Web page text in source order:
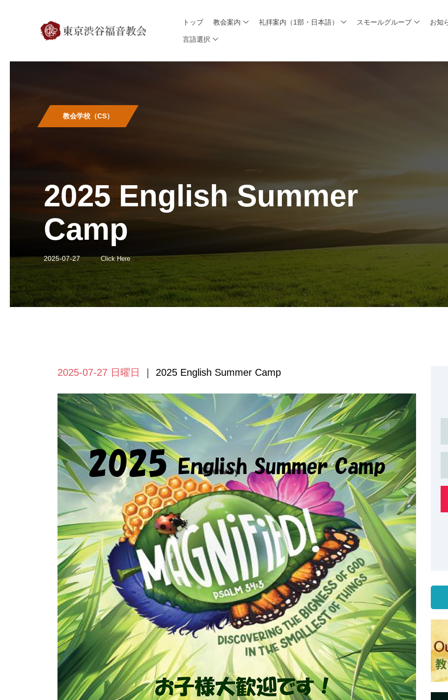
トップ 教会案内 礼拝案内（1部・日本語） スモールグループ お知
言語選択
教会学校（CS）
2025 English Summer
Camp
2025-07-27 Click Here
2025-07-27 日曜日 ｜ 2025 English Summer Camp